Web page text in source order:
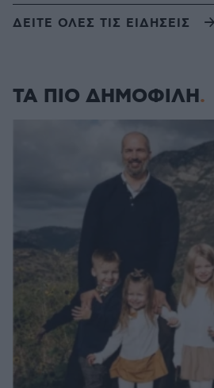
ΔΕΙΤΕ ΟΛΕΣ ΤΙΣ ΕΙΔΗΣΕΙΣ
ΤΑ ΠΙΟ ΔΗΜΟΦΙΛΗ